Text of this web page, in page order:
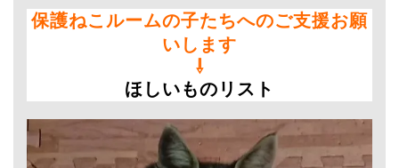
保護ねこルームの子たちへのご支援お願
いします
⇩
ほしいものリスト